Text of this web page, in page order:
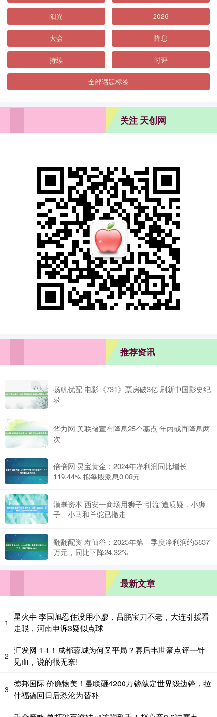
阳光 2026
大会 降息
持续 时评
全部话题标签
关注 天创网
推荐资讯
扬帆优配 电影《731》票房破3亿 刷新中国影史纪
录
华力网 美联储宣布降息25个基点 年内或再降息两
次
倍倍网 灵宝黄金：2024年净利润同比增长
119.44% 拟每股派息0.08元
漢崋资本 西安一商场用狮子“引流”遭质疑，小狮
子、小马和羊驼已撤走
翻翻配资 寿仙谷：2025年第一季度净利润约5837
万元，同比下降24.32%
最新文章
1
星火牛 李国旭忍住没用小廖，吕鹏宝刀不老，大连引援看
走眼，河南申诉3疑似点球
2
汇发网 1-1！成都蓉城为何又平局？赛后韦世豪点评一针
见血，说的很无奈!
3
德邦国际 价廉物美！曼联砸4200万镑敲定世界级边锋，拉
什福德回归后恐沦为替补